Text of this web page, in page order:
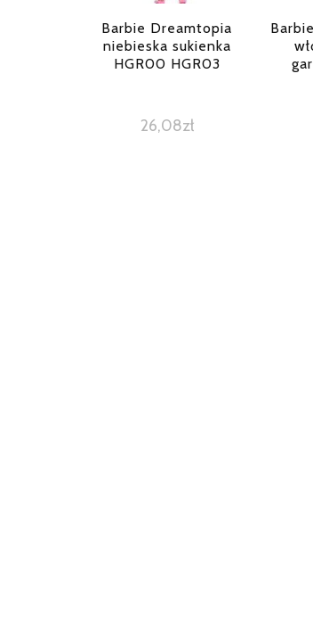
Barbie Dreamtopia
niebieska sukienka
HGR00 HGR03
26,08zł